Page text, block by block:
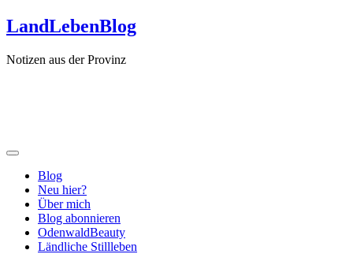
Zum
Inhalt
LandLebenBlog
Notizen aus der Provinz
Blog
Neu hier?
Über mich
Blog abonnieren
OdenwaldBeauty
Ländliche Stillleben